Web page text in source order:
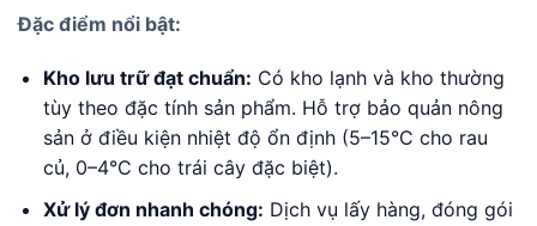
Đặc điểm nổi bật:
Kho lưu trữ đạt chuẩn: Có kho lạnh và kho thường
tùy theo đặc tính sản phẩm. Hỗ trợ bảo quản nông
sản ở điều kiện nhiệt độ ổn định (5–15°C cho rau
củ, 0–4°C cho trái cây đặc biệt).
Xử lý đơn nhanh chóng: Dịch vụ lấy hàng, đóng gói